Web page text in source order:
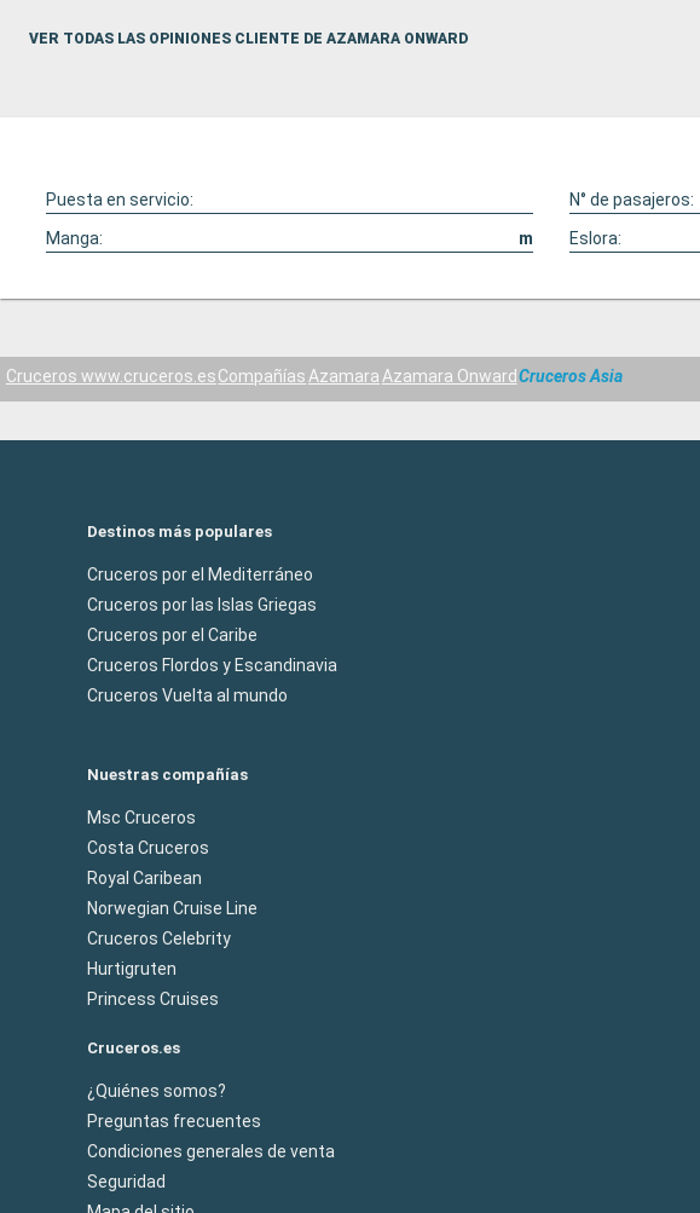
VER TODAS LAS OPINIONES CLIENTE DE AZAMARA ONWARD
Puesta en servicio: N° de pasajeros:
Manga:
m Eslora:
Cruceros www.cruceros.esCompañíasAzamaraAzamara OnwardCruceros Asia
Destinos más populares
Cruceros por el Mediterráneo
Cruceros por las Islas Griegas
Cruceros por el Caribe
Cruceros Flordos y Escandinavia
Cruceros Vuelta al mundo
Nuestras compañías
Msc Cruceros
Costa Cruceros
Royal Caribean
Norwegian Cruise Line
Cruceros Celebrity
Hurtigruten
Princess Cruises
Cruceros.es
¿Quiénes somos?
Preguntas frecuentes
Condiciones generales de venta
Seguridad